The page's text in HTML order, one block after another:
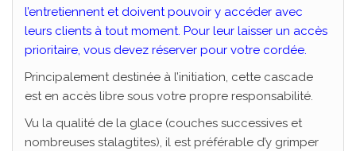
l’entretiennent et doivent pouvoir y accéder avec
leurs clients à tout moment. Pour leur laisser un accès
prioritaire, vous devez réserver pour votre cordée.
Principalement destinée à l’initiation, cette cascade
est en accès libre sous votre propre responsabilité.
Vu la qualité de la glace (couches successives et
nombreuses stalagtites), il est préférable d’y grimper